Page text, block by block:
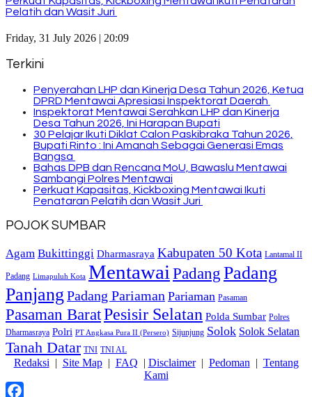
Pelatih dan Wasit Juri
Friday, 31 July 2026 | 20:09
Terkini
Penyerahan LHP dan Kinerja Desa Tahun 2026, Ketua
DPRD Mentawai Apresiasi Inspektorat Daerah
Inspektorat Mentawai Serahkan LHP dan Kinerja
Desa Tahun 2026, Ini Harapan Bupati
30 Pelajar Ikuti Diklat Calon Paskibraka Tahun 2026,
Bupati Rinto : Ini Amanah Sebagai Generasi Emas
Bangsa
Bahas DPB dan Rencana MoU, Bawaslu Mentawai
Sambangi Polres Mentawai
Perkuat Kapasitas, Kickboxing Mentawai Ikuti
Penataran Pelatih dan Wasit Juri
POJOK SUMBAR
Agam Bukittinggi Dharmasraya Kabupaten 50 Kota Lantamal II
Padang Limapuluh Kota Mentawai PadangPadang
Panjang Padang Pariaman Pariaman Pasaman
Pasaman BaratPesisir Selatan Polda Sumbar Polres
Dharmasraya Polri PT Angkasa Pura II (Persero) Sijunjung Solok Solok Selatan
Tanah Datar TNI TNI AL
Redaksi | Site Map| FAQ | Disclaimer| Pedoman | Tentang
Kami